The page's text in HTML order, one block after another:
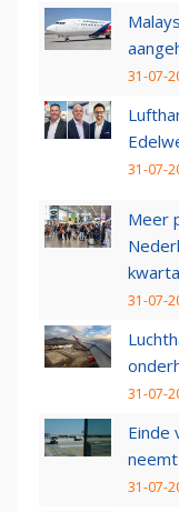
31-07-
31-07-
Meer
31-07-
31-07-
Einde
31-07-